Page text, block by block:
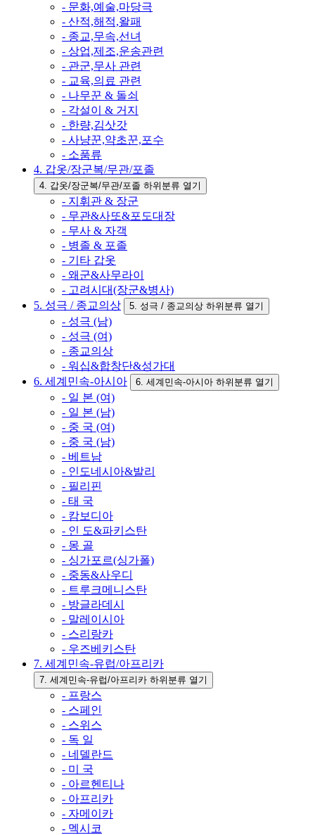
- 문화,예술,마당극
- 산적,해적,왈패
- 종교,무속,선녀
- 상업,제조,운송관련
- 관군,무사 관련
- 교육,의료 관련
- 나무꾼 & 돌쇠
- 각설이 & 거지
- 한량,김삿갓
- 사냥꾼,약초꾼,포수
- 소품류
4. 갑옷/장군복/무관/포졸
4. 갑옷/장군복/무관/포졸 하위분류 열기
- 지휘관 & 장군
- 무관&사또&포도대장
- 무사 & 자객
- 병졸 & 포졸
- 기타 갑옷
- 왜군&사무라이
- 고려시대(장군&병사)
5. 성극 / 종교의상
5. 성극 / 종교의상 하위분류 열기
- 성극 (남)
- 성극 (여)
- 종교의상
- 워십&합창단&성가대
6. 세계민속-아시아
6. 세계민속-아시아 하위분류 열기
- 일 본 (여)
- 일 본 (남)
- 중 국 (여)
- 중 국 (남)
- 베트남
- 인도네시아&발리
- 필리핀
- 태 국
- 캄보디아
- 인 도&파키스탄
- 몽 골
- 싱가포르(싱가폴)
- 중동&사우디
- 트루크메니스탄
- 방글라데시
- 말레이시아
- 스리랑카
- 우즈베키스탄
7. 세계민속-유럽/아프리카
7. 세계민속-유럽/아프리카 하위분류 열기
- 프랑스
- 스페인
- 스위스
- 독 일
- 네델란드
- 미 국
- 아르헨티나
- 아프리카
- 자메이카
- 멕시코